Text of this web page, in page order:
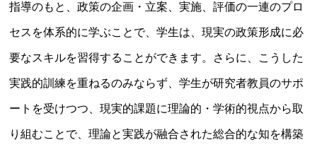
指導のもと、政策の企画・立案、実施、評価の一連のプロ
セスを体系的に学ぶことで、学生は、現実の政策形成に必
要なスキルを習得することができます。さらに、こうした
実践的訓練を重ねるのみならず、学生が研究者教員のサポ
ートを受けつつ、現実的課題に理論的・学術的視点から取
り組むことで、理論と実践が融合された総合的な知を構築